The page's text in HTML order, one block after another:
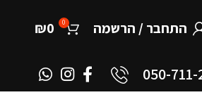
התחבר / הרשמה 0
₪0
050-711-